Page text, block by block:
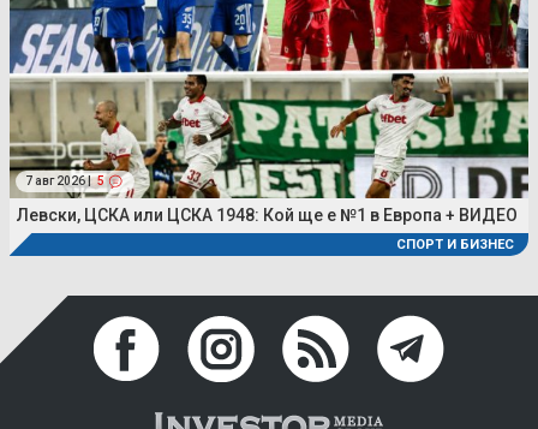
7 авг 2026 | 5
Левски, ЦСКА или ЦСКА 1948: Кой ще е №1 в Европа + ВИДЕО
СПОРТ И БИЗНЕС